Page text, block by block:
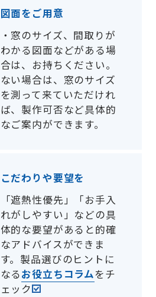
図面をご用意
・ 窓のサイズ、間取りが
わかる図面などがある場
合は、お持ちください。
ない場合は、窓のサイズ
を測って来ていただけれ
ば、製作可否など具体的
なご案内ができます。
こだわりや要望を
「遮熱性優先」「お手入
れがしやすい」などの具
体的な要望があると的確
なアドバイスができま
す。製品選びのヒントに
なるお役立ちコラムをチ
ェック